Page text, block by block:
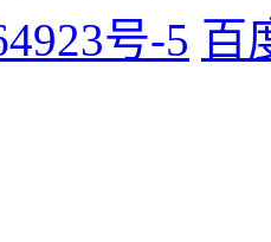
号-5 百